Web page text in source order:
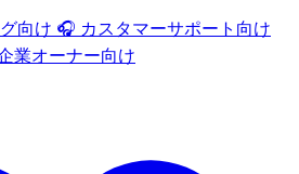
向け 🎧 カスタマーサポート向け
業オーナー向け